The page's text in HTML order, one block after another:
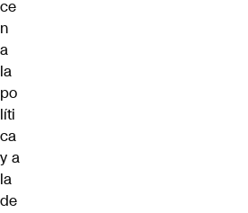
ce
n
a
la
po
líti
ca
y a
la
de